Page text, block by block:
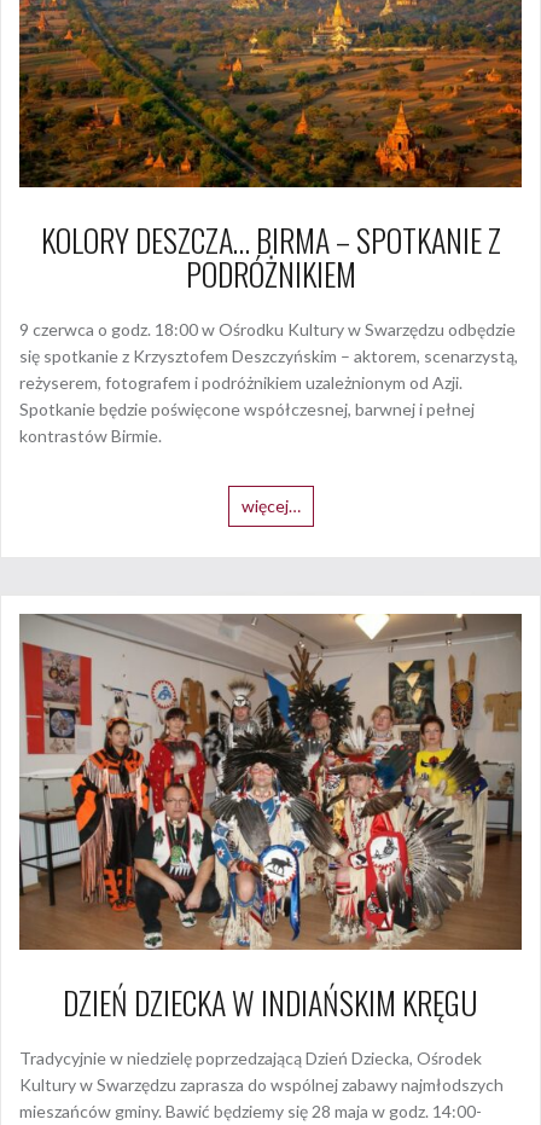
KOLORY DESZCZA… BIRMA – SPOTKANIE Z
PODRÓŻNIKIEM
9 czerwca o godz. 18:00 w Ośrodku Kultury w Swarzędzu odbędzie
się spotkanie z Krzysztofem Deszczyńskim – aktorem, scenarzystą,
reżyserem, fotografem i podróżnikiem uzależnionym od Azji.
Spotkanie będzie poświęcone współczesnej, barwnej i pełnej
kontrastów Birmie.
więcej…
DZIEŃ DZIECKA W INDIAŃSKIM KRĘGU
Tradycyjnie w niedzielę poprzedzającą Dzień Dziecka, Ośrodek
Kultury w Swarzędzu zaprasza do wspólnej zabawy najmłodszych
mieszańców gminy. Bawić będziemy się 28 maja w godz. 14:00-